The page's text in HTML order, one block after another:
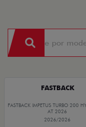
FASTBACK
FASTBACK IMPETUS TURBO 200
AT 2026
2026/2026